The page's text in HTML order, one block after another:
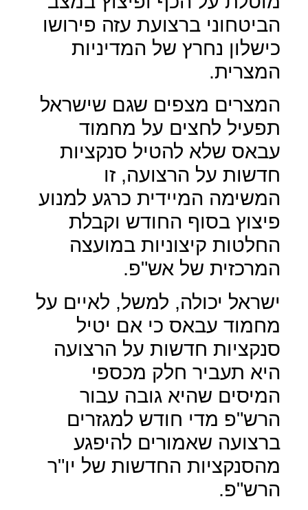
הביטחוני ברצועת עזה פירושו
כישלון נחרץ של המדיניות
המצרית.
המצרים מצפים שגם שישראל
תפעיל לחצים על מחמוד
עבאס שלא להטיל סנקציות
חדשות על הרצועה, זו
המשימה המיידית כרגע למנוע
פיצוץ בסוף החודש וקבלת
החלטות קיצוניות במועצה
המרכזית של אש"פ.
ישראל יכולה, למשל, לאיים על
מחמוד עבאס כי אם יטיל
סנקציות חדשות על הרצועה
היא תעביר חלק מכספי
המיסים שהיא גובה עבור
הרש"פ מדי חודש למגזרים
ברצועה שאמורים להיפגע
מהסנקציות החדשות של יו"ר
הרש"פ.